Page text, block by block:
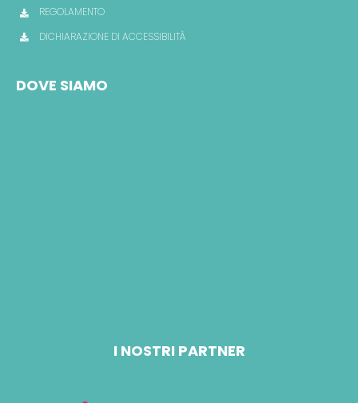
REGOLAMENTO
DICHIARAZIONE DI ACCESSIBILITÀ
DOVE SIAMO
I NOSTRI PARTNER